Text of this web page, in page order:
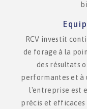
RCV investit
de forage à la
des résultats
performantes et à
l'entreprise est
précis et efficaces